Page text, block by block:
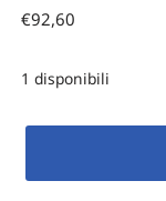
€92,60
1 disponibili